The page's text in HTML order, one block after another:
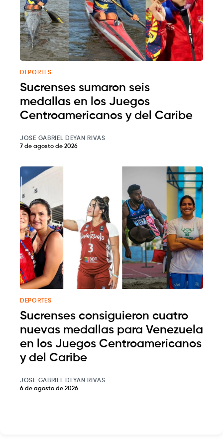
DEPORTES
Sucrenses sumaron seis
medallas en los Juegos
Centroamericanos y del Caribe
JOSE GABRIEL DEYAN RIVAS
7 de agosto de 2026
DEPORTES
Sucrenses consiguieron cuatro
nuevas medallas para Venezuela
en los Juegos Centroamericanos
y del Caribe
JOSE GABRIEL DEYAN RIVAS
6 de agosto de 2026